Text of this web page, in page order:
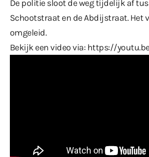
De politie sloot de weg tijdelijk af
Schootstraat en de Abdijstraat. Het
omgeleid.
Bekijk een video via: https://